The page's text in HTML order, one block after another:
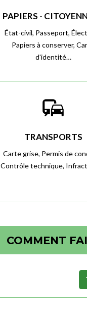
PAPIERS -
État-civil, Passeport,
Papiers à conserver,
d'identité…
commute
TRANSPORTS
Carte grise, Permis de
Contrôle technique,
COMMENT